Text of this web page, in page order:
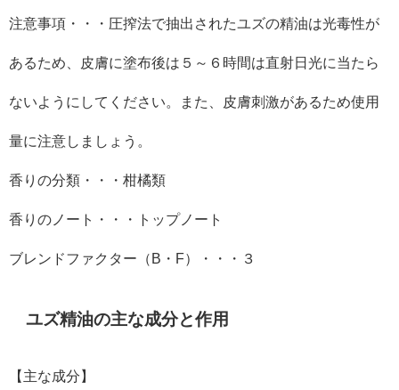
注意事項・・・圧搾法で抽出されたユズの精油は光毒性が
あるため、皮膚に塗布後は５～６時間は直射日光に当たら
ないようにしてください。また、皮膚刺激があるため使用
量に注意しましょう。
香りの分類・・・柑橘類
香りのノート・・・トップノート
ブレンドファクター（ B ・ F）・・・３
ユズ精油の主な成分と作用
【主な成分】